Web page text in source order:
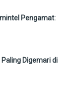
Pengamat:
Digemari di